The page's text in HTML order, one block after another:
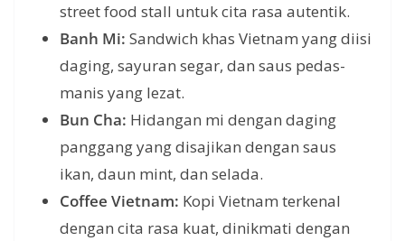
street food stall untuk cita rasa autentik.
Banh Mi: Sandwich khas Vietnam yang diisi
daging, sayuran segar, dan saus pedas-
manis yang lezat.
Bun Cha: Hidangan mi dengan daging
panggang yang disajikan dengan saus
ikan, daun mint, dan selada.
Coffee Vietnam: Kopi Vietnam terkenal
dengan cita rasa kuat, dinikmati dengan